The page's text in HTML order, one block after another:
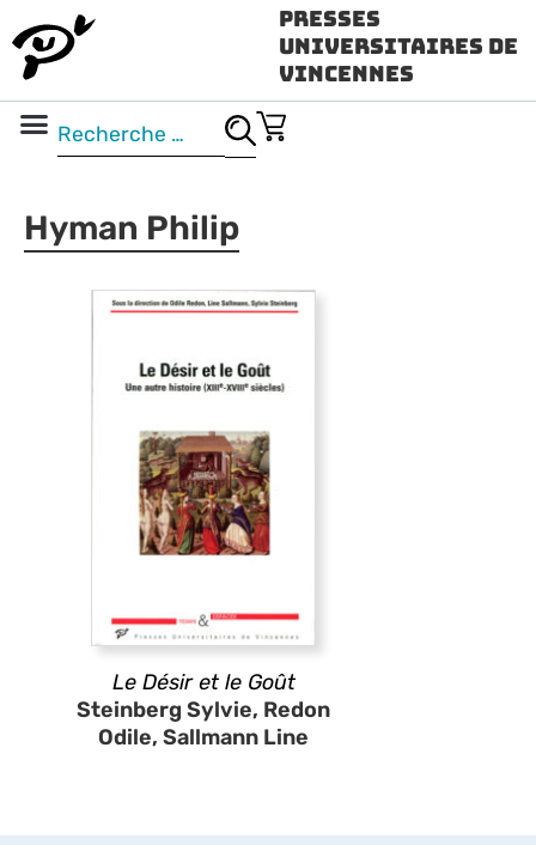
Presses
Universitaires de
Vincennes
Hyman Philip
Le Désir et le Goût
Steinberg Sylvie, Redon
Odile, Sallmann Line